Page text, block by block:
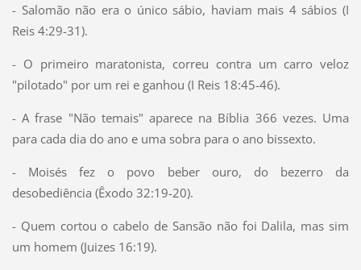
- Salomão não era o único sábio, haviam mais 4 sábios (I
Reis 4:29-31).
- O primeiro maratonista, correu contra um carro veloz
"pilotado" por um rei e ganhou (I Reis 18:45-46).
- A frase "Não temais" aparece na Bíblia 366 vezes. Uma
para cada dia do ano e uma sobra para o ano bissexto.
- Moisés fez o povo beber ouro, do bezerro da
desobediência (Êxodo 32:19-20).
- Quem cortou o cabelo de Sansão não foi Dalila, mas sim
um homem (Juizes 16:19).